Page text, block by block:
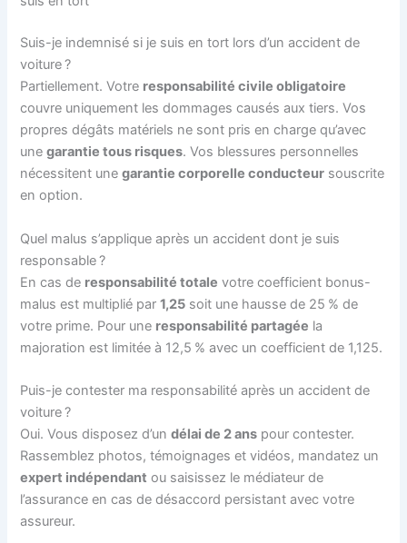
Suis-je indemnisé si je suis en tort lors d’un accident de
voiture ?
Partiellement. Votre responsabilité civile obligatoire
couvre uniquement les dommages causés aux tiers. Vos
propres dégâts matériels ne sont pris en charge qu’avec
unegarantie tous risques. Vos blessures personnelles
nécessitent unegarantie corporelle conducteur souscrite
en option.
Quel malus s’applique après un accident dont je suis
responsable ?
En cas de responsabilité totale votre coefficient bonus-
malus est multiplié par1,25 soit une hausse de 25 % de
votre prime. Pour une responsabilité partagée la
majoration est limitée à 12,5 % avec un coefficient de 1,125.
Puis-je contester ma responsabilité après un accident de
voiture ?
Oui. Vous disposez d’undélai de 2 ans pour contester.
Rassemblez photos, témoignages et vidéos, mandatez un
expert indépendant ou saisissez le médiateur de
l’assurance en cas de désaccord persistant avec votre
assureur.